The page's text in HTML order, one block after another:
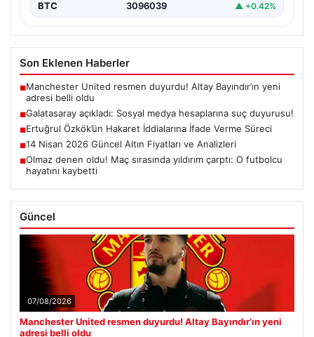
BTC 3096039 ▲ +0.42%
Son Eklenen Haberler
■Manchester United resmen duyurdu! Altay Bayındır’ın yeni
adresi belli oldu
■Galatasaray açıkladı: Sosyal medya hesaplarına suç duyurusu!
■Ertuğrul Özkök’ün Hakaret İddialarına İfade Verme Süreci
■14 Nisan 2026 Güncel Altın Fiyatları ve Analizleri
■Olmaz denen oldu! Maç sırasında yıldırım çarptı: O futbolcu
hayatını kaybetti
Güncel
07/08/2026
Manchester United resmen duyurdu! Altay Bayındır’ın yeni
adresi belli oldu